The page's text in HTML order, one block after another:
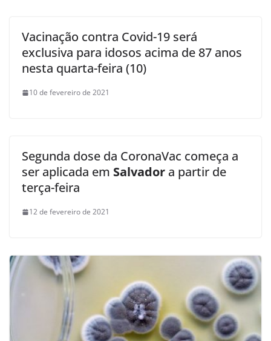
Vacinação contra Covid-19 será
exclusiva para idosos acima de 87 anos
nesta quarta-feira (10)
10 de fevereiro de 2021
Segunda dose da CoronaVac começa a
ser aplicada em Salvador a partir de
terça-feira
12 de fevereiro de 2021